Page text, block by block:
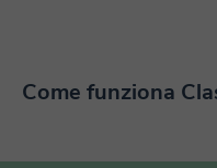
Come funziona